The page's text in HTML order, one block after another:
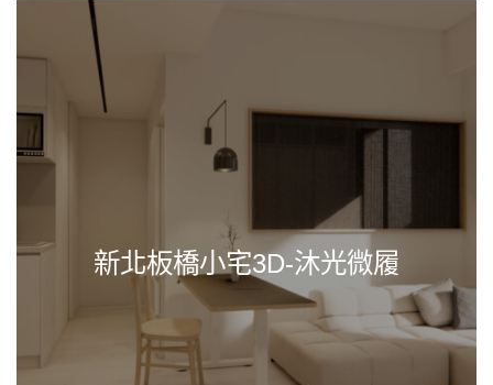
新北板橋小宅3D-沐光微履